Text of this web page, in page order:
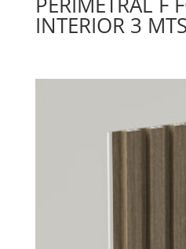
INTERIOR 3